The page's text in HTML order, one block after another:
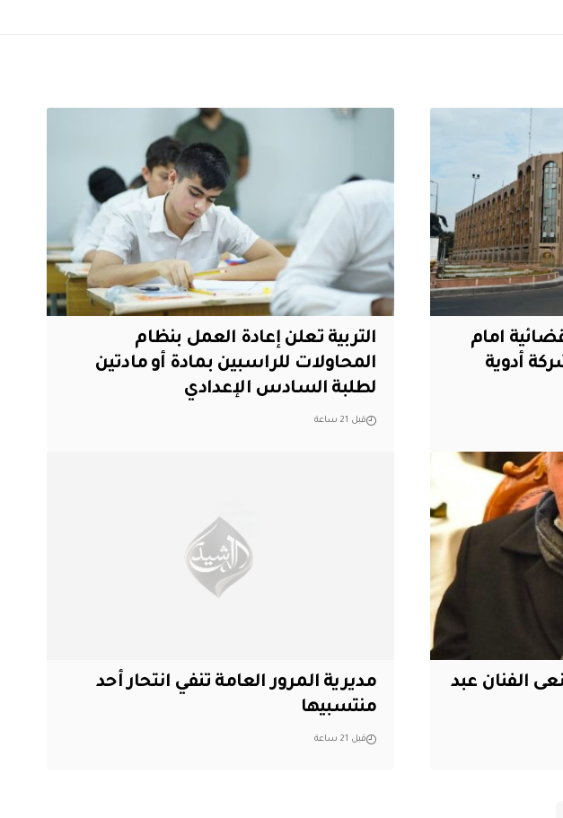
امام
أدوية
التربية تعلن إعادة العمل بنظام
المحاولات للراسبين بمادة أو مادتين
لطلبة السادس الإعدادي
قبل 21 ساعة
الفنان عبد
مديرية المرور العامة تنفي انتحار أحد
منتسبيها
قبل 21 ساعة